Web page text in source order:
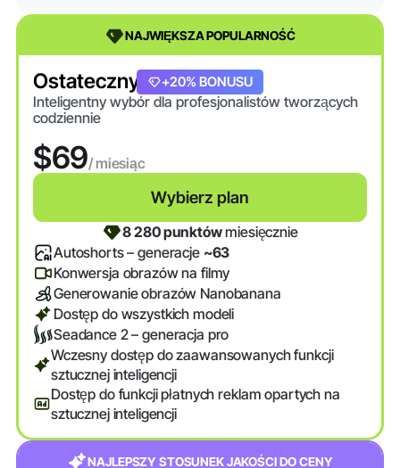
NAJWIĘKSZA POPULARNOŚĆ
Ostateczny
Inteligentny wybór dla profesjonalistów tworzących
codziennie
$69/ miesiąc
Wybierz plan
+20% BONUSU
8 280 punktówmiesięcznie
Autoshorts – generacje ~63
Konwersja obrazów na filmy
Generowanie obrazów Nanobanana
Dostęp do wszystkich modeli
Seadance 2 – generacja pro
Wczesny dostęp do zaawansowanych funkcji
sztucznej inteligencji
Dostęp do funkcji płatnych reklam opartych na
sztucznej inteligencji
NAJLEPSZY STOSUNEK JAKOŚCI DO CENY